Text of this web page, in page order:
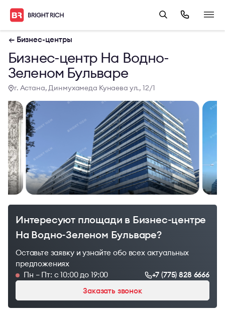
← Бизнес-центры
Бизнес-центр На Водно-
Зеленом Бульваре
г. Астана, Динмухамеда Кунаева ул., 12/1
Интересуют площади в Бизнес-центре
На Водно-Зеленом Бульваре?
Оставьте заявку и узнайте обо всех актуальных
предложениях
Пн – Пт: с 10:00 до 19:00
+7 (775) 828 6666
Заказать звонок